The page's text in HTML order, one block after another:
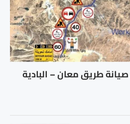
طريق معان – البادية